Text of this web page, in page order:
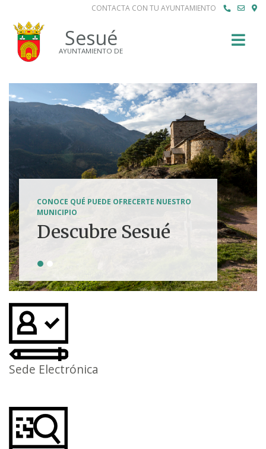
CONTACTA CON TU AYUNTAMIENTO
Sesué
AYUNTAMIENTO DE
CONOCE QUÉ PUEDE OFRECERTE NUESTRO
MUNICIPIO
Descubre Sesué
Tierra de
aventuras
Sede Electrónica